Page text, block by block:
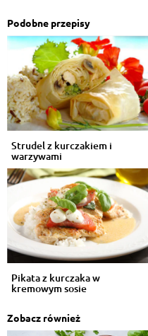
Podobne przepisy
Strudel z kurczakiem i
warzywami
Pikata z kurczaka w
kremowym sosie
Zobacz również